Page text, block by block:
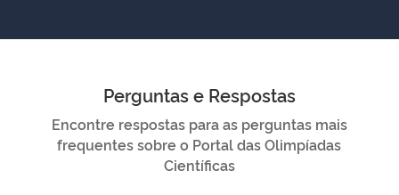
Perguntas e Respostas
Encontre respostas para as perguntas mais
frequentes sobre o Portal das Olimpíadas
Científicas